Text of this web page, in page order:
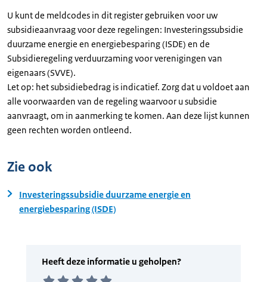
U kunt de meldcodes in dit register gebruiken voor uw
subsidieaanvraag voor deze regelingen: Investeringssubsidie
duurzame energie en energiebesparing (ISDE) en de
Subsidieregeling verduurzaming voor verenigingen van
eigenaars (SVVE).
Let op: het subsidiebedrag is indicatief. Zorg dat u voldoet aan
alle voorwaarden van de regeling waarvoor u subsidie
aanvraagt, om in aanmerking te komen. Aan deze lijst kunnen
geen rechten worden ontleend.
Zie ook
Investeringssubsidie duurzame energie en
energiebesparing (ISDE)